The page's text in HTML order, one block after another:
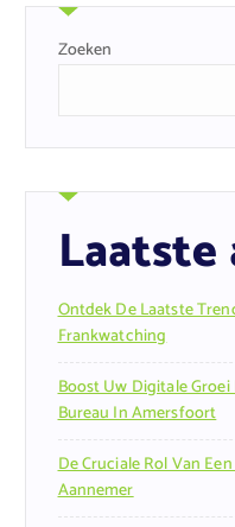
Zoeken
Ontdek De Laatste
Frankwatching
Boost Uw Digitale
Bureau In Amersfoort
De Cruciale Rol Van
Aannemer